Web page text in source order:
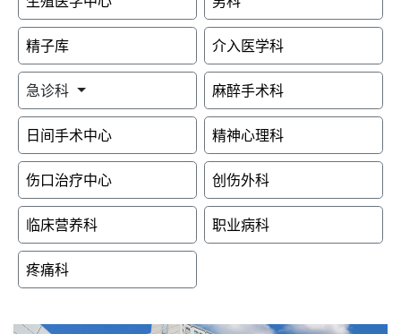
精子库 介入医学科
急诊科 麻醉手术科
日间手术中心 精神心理科
伤口治疗中心 创伤外科
临床营养科 职业病科
疼痛科